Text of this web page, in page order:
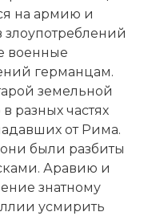
на армию и
военные
германцам.
земельной
разных частях
от Рима.
были разбиты
Аравию и
знатному
усмирить